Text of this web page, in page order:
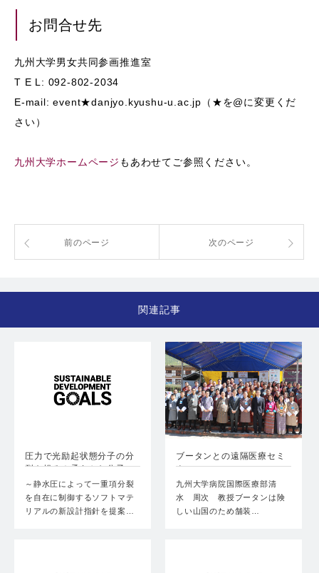
お問合せ先
九州大学男女共同参画推進室
T E L: 092-802-2034
E-mail: event★danjyo.kyushu-u.ac.jp（★を@に変更くだ
さい）
九州大学ホームページ もあわせてご参照ください。
前のページ 次のページ
関連記事
圧力で光励起状態分子の分
裂を操る！柔らかな分子
で…
～静水圧によって一重項分裂
を自在に制御するソフトマテ
リアルの新設計指針を提案…
ブータンとの遠隔医療セミ
ナー
九州大学病院国際医療部清
水 周次 教授ブータンは険
しい山国のため舗装…